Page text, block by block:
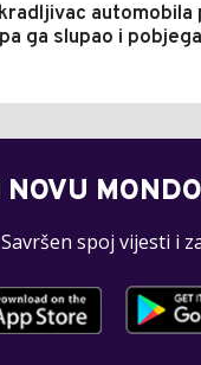
automobila
ga slupao i
NOVU
Savršen spoj vijesti i